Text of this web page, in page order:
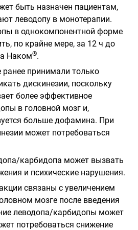
быть назначен пациентам,
леводопу в монотерапии.
в однокомпонентной форме
по крайне мере, за 12 ч до
Наком®.
ранее принимали только
дискинезии, поскольку
более эффективное
в головной мозг и,
больше дофамина. При
может потребоваться
карбидопа может вызвать
и психические нарушения.
связаны с увеличением
мозге после введения
леводопа/карбидопы может
потребоваться снижение